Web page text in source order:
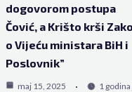
dogovorom postupa
Čović, a Krišto krši
o Vijeću ministara BiH i
Poslovnik”
maj 15, 2025 1 godina